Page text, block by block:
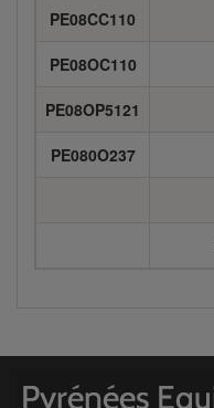
PE08CC110
PE08OC110
PE08OP5121
PE080O237